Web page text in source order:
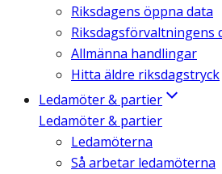
Riksdagens öppna data
Riksdagsförvaltningens
Allmänna handlingar
Hitta äldre riksdagstryck
Ledamöter & partier
Ledamöter & partier
Ledamöterna
Så arbetar ledamöterna